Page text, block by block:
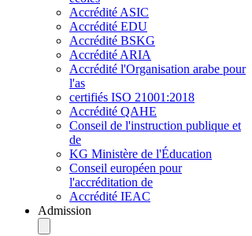
Accrédité ASIC
Accrédité EDU
Accrédité BSKG
Accrédité ARIA
Accrédité l'Organisation arabe pour
l'as
certifiés ISO 21001:2018
Accrédité QAHE
Conseil de l'instruction publique et
de
KG ​Ministère de l'Éducation
Conseil européen pour
l'accréditation de
Accrédité IEAC
Admission